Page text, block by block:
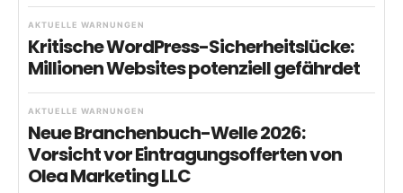
AKTUELLE WARNUNGEN
Kritische WordPress-Sicherheitslücke:
Millionen Websites potenziell gefährdet
AKTUELLE WARNUNGEN
Neue Branchenbuch-Welle 2026:
Vorsicht vor Eintragungsofferten von
Olea Marketing LLC